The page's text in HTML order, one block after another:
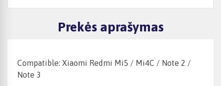
Prekės aprašymas
Compatible: Xiaomi Redmi Mi5 / Mi4C / Note 2 /
Note 3